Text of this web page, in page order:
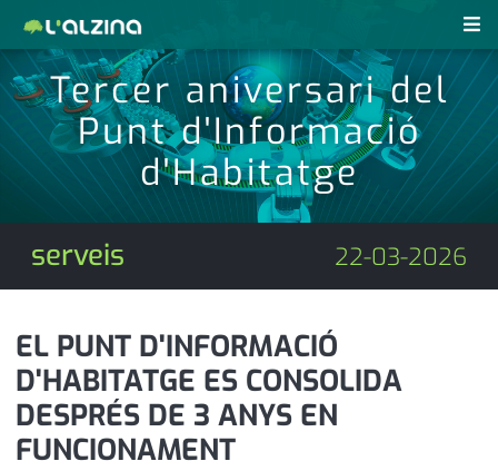
notícies
últimes notícies
activitats
agenda
empresa
entrevista
revistes pdf
anunciants
contacte
farmàcies
Tercer aniversari del
Punt d'Informació
d'Habitatge
serveis 22-03-2026
EL PUNT D'INFORMACIÓ
D'HABITATGE ES CONSOLIDA
DESPRÉS DE 3 ANYS EN
FUNCIONAMENT